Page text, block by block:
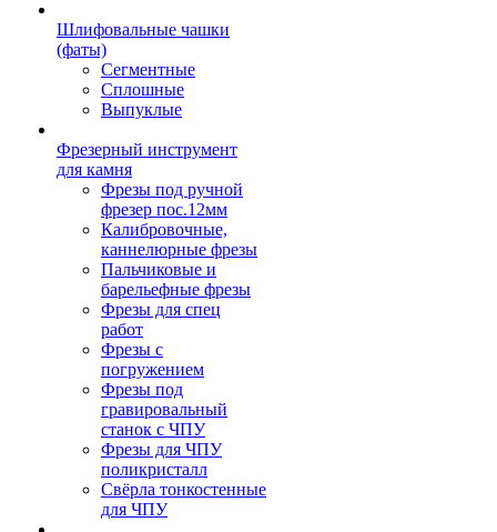
Шлифовальные чашки
(фаты)
Сегментные
Сплошные
Выпуклые
Фрезерный инструмент
для камня
Фрезы под ручной
фрезер пос.12мм
Калибровочные,
каннелюрные фрезы
Пальчиковые и
барельефные фрезы
Фрезы для спец
работ
Фрезы с
погружением
Фрезы под
гравировальный
станок с ЧПУ
Фрезы для ЧПУ
поликристалл
Свёрла тонкостенные
для ЧПУ